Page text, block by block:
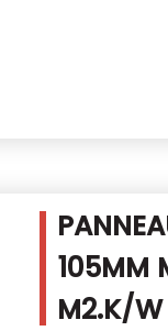
105MM
M2.K/W